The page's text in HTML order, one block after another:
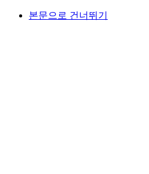
본문으로 건너뛰기